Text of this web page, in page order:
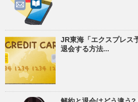
JR東海「エクスプレス
退会する方法...